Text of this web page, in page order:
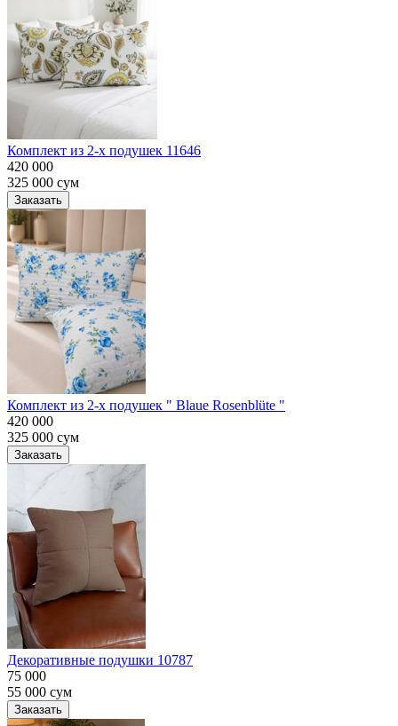
Комплект из 2-х подушек 11646
420 000
325 000 сум
Заказать
Комплект из 2-х подушек " Blaue Rosenblüte "
420 000
325 000 сум
Заказать
Декоративные подушки 10787
75 000
55 000 сум
Заказать